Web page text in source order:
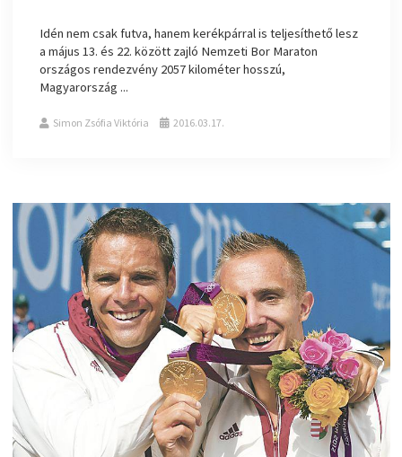
Idén nem csak futva, hanem kerékpárral is teljesíthető lesz
a május 13. és 22. között zajló Nemzeti Bor Maraton
országos rendezvény 2057 kilométer hosszú,
Magyarország ...
Simon Zsófia Viktória 2016.03.17.